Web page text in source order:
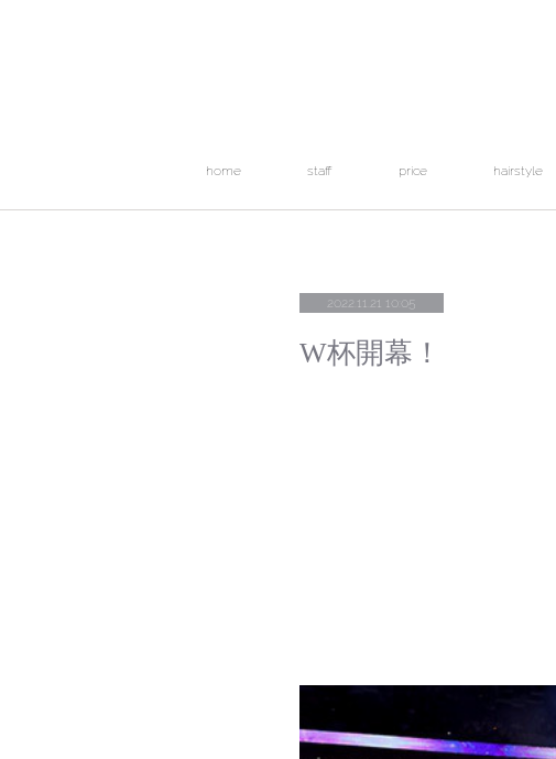
home staff price hairstyle
2022.11.21 10:05
W杯開幕！